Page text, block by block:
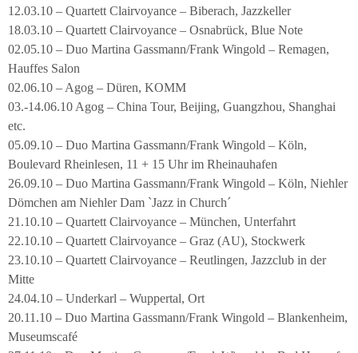
12.03.10 – Quartett Clairvoyance – Biberach, Jazzkeller
18.03.10 – Quartett Clairvoyance – Osnabrück, Blue Note
02.05.10 – Duo Martina Gassmann/Frank Wingold – Remagen,
Hauffes Salon
02.06.10 – Agog – Düren, KOMM
03.-14.06.10 Agog – China Tour, Beijing, Guangzhou, Shanghai
etc.
05.09.10 – Duo Martina Gassmann/Frank Wingold – Köln,
Boulevard Rheinlesen, 11 + 15 Uhr im Rheinauhafen
26.09.10 – Duo Martina Gassmann/Frank Wingold – Köln, Niehler
Dömchen am Niehler Dam `Jazz in Church´
21.10.10 – Quartett Clairvoyance – München, Unterfahrt
22.10.10 – Quartett Clairvoyance – Graz (AU), Stockwerk
23.10.10 – Quartett Clairvoyance – Reutlingen, Jazzclub in der
Mitte
24.04.10 – Underkarl – Wuppertal, Ort
20.11.10 – Duo Martina Gassmann/Frank Wingold – Blankenheim,
Museumscafé